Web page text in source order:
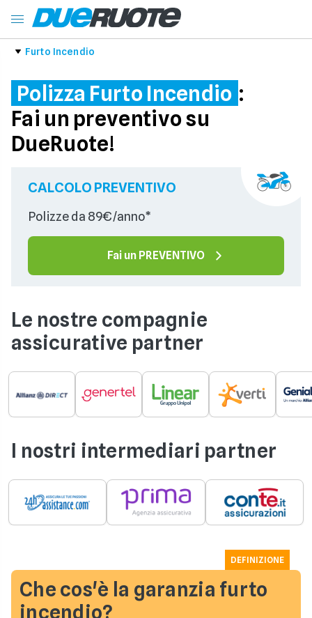
Furto Incendio
Polizza Furto Incendio :
Fai un preventivo su
DueRuote!
CALCOLO PREVENTIVO
Polizze da 89€/anno*
Fai un PREVENTIVO
Le nostre compagnie
assicurative partner
I nostri intermediari partner
Che cos'è la garanzia furto
incendio?
DEFINIZIONE